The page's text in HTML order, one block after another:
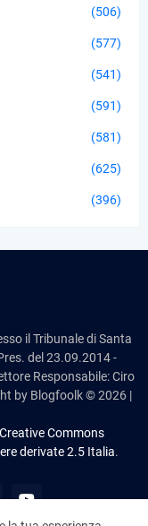
(506)
(577)
(541)
(591)
(581)
(625)
(396)
il Tribunale di Santa
del 23.09.2014 -
Responsabile: Ciro
by Blogfoolk © 2026 |
Creative Commons
derivate 2.5 Italia.